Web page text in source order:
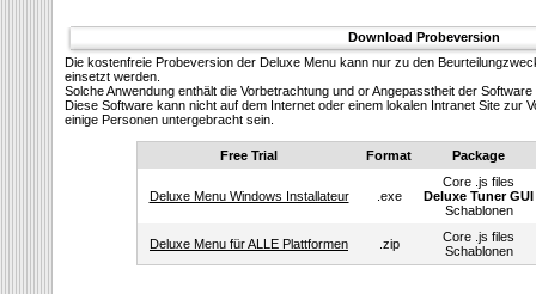
Download Probeversion
Die kostenfreie Probeversion der Deluxe Menu kann nur zu den
einsetzt werden.
Solсhe Anwendung enthält die Vorbetrachtung und or Angepasstheit der
Diese Software kann nicht auf dem Internet oder einem lokalen Intranet Site zur
einige Personen untergebracht sein.
Free Trial Format Package
Deluxe Menu Windows Installateur .exe
Core .js files
Deluxe Tuner GUI
Schablonen
Deluxe Menu für ALLE Plattformen .zip
Core .js files
Schablonen